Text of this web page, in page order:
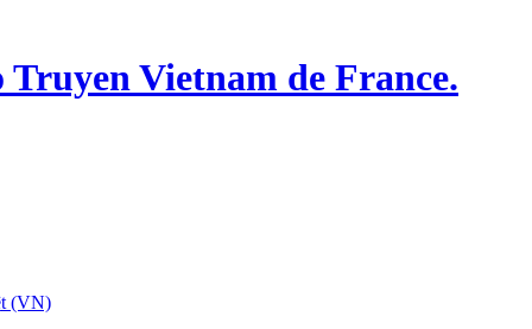
Truyen Vietnam de France.